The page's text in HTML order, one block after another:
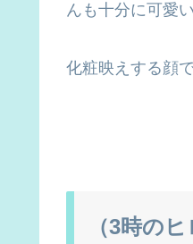
んも十分に可愛
化粧映えする顔
（3時の